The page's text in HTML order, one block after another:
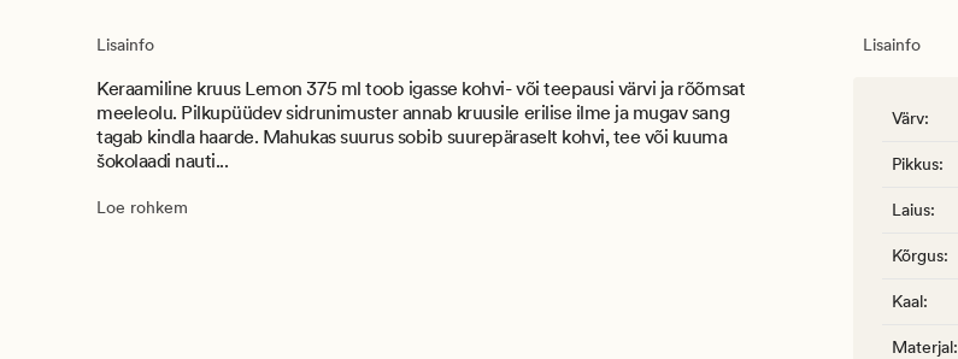
Lisainfo
Keraamiline kruus Lemon 375 ml toob igasse kohvi- või teepausi värvi ja rõõmsat
meeleolu. Pilkupüüdev sidrunimuster annab kruusile erilise ilme ja mugav sang
tagab kindla haarde. Mahukas suurus sobib suurepäraselt kohvi, tee või kuuma
šokolaadi nauti...
Loe rohkem
Lisainfo
Värv:
Pikkus:
Laius:
Kõrgus:
Kaal:
Materjal: